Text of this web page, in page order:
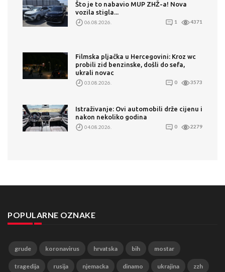
Što je to nabavio MUP ZHŽ-a! Nova
vozila stigla...
06.08.2026. 1 4371
Filmska pljačka u Hercegovini: Kroz wc
probili zid benzinske, došli do sefa,
ukrali novac
03.08.2026. 0 3573
Istraživanje: Ovi automobili drže cijenu i
nakon nekoliko godina
04.08.2026. 0 2279
POPULARNE OZNAKE
grude koronavirus hrvatska bih mostar
tragedija rusija njemacka dinamo ukrajina zzh